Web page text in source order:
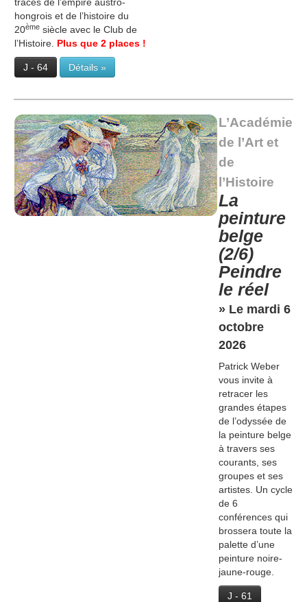
hongrois et de l’histoire du
20ème siècle avec le Club de
l’Histoire. Plus que 2 places !
J - 64 Détails »
L’Académie
de l’Art et
de
l’Histoire
La
peinture
belge
(2/6)
Peindre
le réel
» Le mardi 6
octobre
2026
Patrick Weber
vous invite à
retracer les
grandes étapes
de l’odyssée de
la peinture belge
à travers ses
courants, ses
groupes et ses
artistes. Un cycle
de 6
conférences qui
brossera toute la
palette d’une
peinture noire-
jaune-rouge.
J - 61